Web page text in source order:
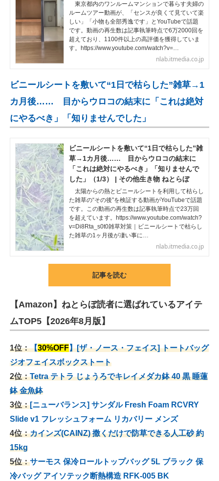
東京都内のワンルームマンションで暮らす夫婦の
ルームツアー動画が、「センスが良くて見ていて楽
しい」「小物も全部秀逸です」とYouTubeで話題
です。動画の再生数は記事執筆時点で6万2000回を
超えており、1100件以上の高評価を獲得していま
す。https://www.youtube.com/watch?v=…
nlab.itmedia.co.jp
ビニールシートを敷いて“1日で枯らした”雑草→1
カ月後…… 目からウロコの結末に「これは絶対
にやるべき」「知りませんでした」
ビニールシートを敷いて“1日で枯らした”雑
草→1カ月後…… 目からウロコの結末に
「これは絶対にやるべき」「知りませんで
した」（1/3） | その他生き物 ねとらぼ
太陽からの熱とビニールシートを利用して枯らし
た雑草の“その後”を検証する動画がYouTubeで話題
です。この動画の再生数は記事執筆時点で23万回
を超えています。https://www.youtube.com/watch?
v=Di8Rta_s0t0雑草対策｜ビニールシートで枯らし
た雑草の1ヶ月後が凄い事に…
nlab.itmedia.co.jp
記事を読む
【Amazon】ねとらぼ読者に選ばれているアイテ
ムTOP5【2026年8月版】
1位：【30%OFF】[ザ・ノース・フェイス] トートバッグ
ジオフェイスボックストート
2位：Tetra テトラ じょうろでキレイメダカ鉢 40 黒 睡蓮
鉢 金魚鉢
3位：[ニューバランス] サンダル Fresh Foam RCVRY
Slide v1 フレッシュフォーム リカバリー メンズ
4位：カインズ(CAINZ) 撒くだけで防草できる人工砂 約
15kg
5位：サーモス 保冷ロールトップバッグ 5L ブラック 保
冷バッグ アイソテック断熱構造 RFK-005 BK